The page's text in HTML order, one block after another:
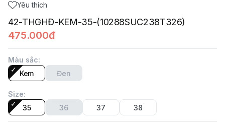
Yêu thích
42-THGHĐ-KEM-35-(10288SUC238T326)
475.000đ
Màu sắc:
Kem
Đen
Size:
35
36 37 38